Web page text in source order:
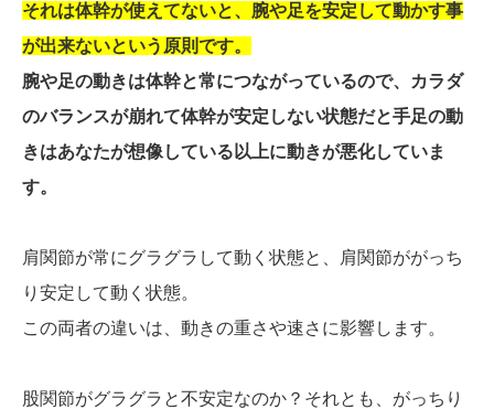
それは体幹が使えてないと、腕や足を安定して動かす事
が出来ないという原則です。
腕や足の動きは体幹と常につながっているので、カラダ
のバランスが崩れて体幹が安定しない状態だと手足の動
きはあなたが想像している以上に動きが悪化していま
す。
肩関節が常にグラグラして動く状態と、肩関節ががっち
り安定して動く状態。
この両者の違いは、動きの重さや速さに影響します。
股関節がグラグラと不安定なのか？それとも、がっちり